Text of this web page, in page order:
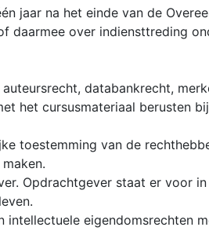
jaar na het einde van de
daarmee over indiensttreding
databankrecht,
het cursusmateriaal berusten
toestemming van de
Opdrachtgever staat er voor
intellectuele eigendomsrechten